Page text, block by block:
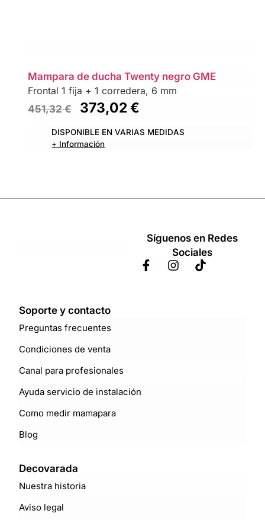
Mampara de ducha Twenty negro GME
Frontal 1 fija + 1 corredera, 6 mm
451,32€ 373,02€
DISPONIBLE EN VARIAS MEDIDAS
+ Información
Síguenos en Redes
Sociales
Soporte y contacto
Preguntas frecuentes
Condiciones de venta
Canal para profesionales
Ayuda servicio de instalación
Como medir mamapara
Blog
Decovarada
Nuestra historia
Aviso legal